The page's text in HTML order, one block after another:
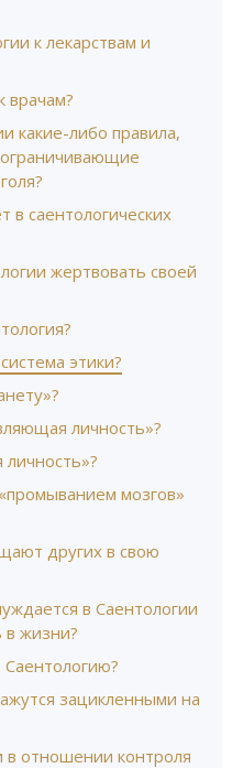
к лекарствам и
врачам?
какие-либо правила,
саентологических
жертвовать своей
этики?
личность»?
мозгов»
других в свою
в Саентологии
в жизни?
зацикленными на
в отношении контроля